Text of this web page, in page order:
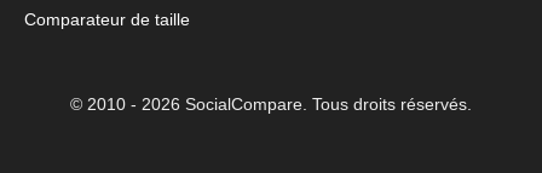
Comparateur de taille
© 2010 - 2026 SocialCompare. Tous droits réservés.